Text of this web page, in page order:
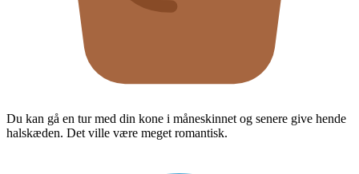
Du kan gå en tur med din kone i måneskinnet og senere give hende
halskæden. Det ville være meget romantisk.